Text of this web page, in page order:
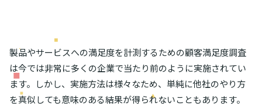
製品やサービスへの満足度を計測するための顧客満足度調査
は今では非常に多くの企業で当たり前のように実施されてい
ます。しかし、実施方法は様々なため、単純に他社のやり方
を真似しても意味のある結果が得られないこともあります。